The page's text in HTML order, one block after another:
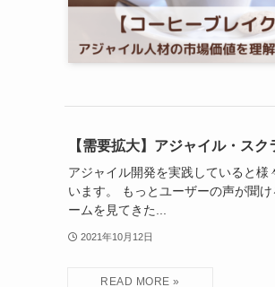
【需要拡大】アジャイル・ス
アジャイル開発を実践していると
います。 もっとユーザーの声が聞
ームを見てきた...
2021年10月12日